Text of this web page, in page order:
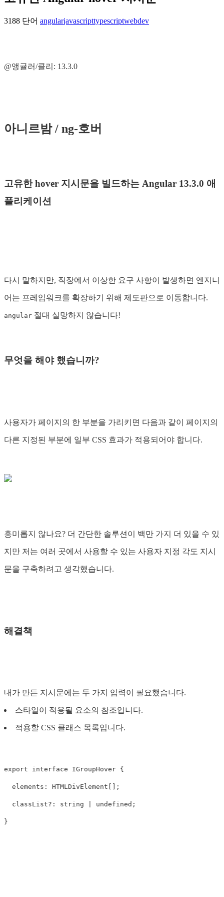
3188 단어 angularjavascripttypescriptwebdev
@앵귤러/클리: 13.3.0
아니르밤 / ng-호버
고유한 hover 지시문을 빌드하는 Angular 13.3.0 애
플리케이션
다시 말하지만, 직장에서 이상한 요구 사항이 발생하면 엔지니
어는 프레임워크를 확장하기 위해 제도판으로 이동합니다.
angular 절대 실망하지 않습니다!
무엇을 해야 했습니까?
사용자가 페이지의 한 부분을 가리키면 다음과 같이 페이지의
다른 지정된 부분에 일부 CSS 효과가 적용되어야 합니다.
흥미롭지 않나요? 더 간단한 솔루션이 백만 가지 더 있을 수 있
지만 저는 여러 곳에서 사용할 수 있는 사용자 지정 각도 지시
문을 구축하려고 생각했습니다.
해결책
내가 만든 지시문에는 두 가지 입력이 필요했습니다.
스타일이 적용될 요소의 참조입니다.
적용할 CSS 클래스 목록입니다.
export interface IGroupHover {
  elements: HTMLDivElement[];
  classList?: string | undefined;